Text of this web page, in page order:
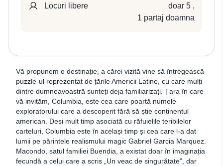
Vă propunem o destinație, a cărei vizită vine să întregească
puzzle-ul reprezentat de țările Americii Latine, cu care mulți
dintre dumneavoastră sunteți deja familiarizați. Țara în care
vă invităm, Columbia, este cea care poartă numele
exploratorului care a descoperit fără să știe continentul
american. Deși mult timp asociată cu răfuielile teribilelor
carteluri, Columbia este în același timp și cea care l-a dat
lumii pe părintele realismului magic Gabriel Garcia Marquez.
Macondo, satul familiei Buendia, a existat doar în imaginația
fecundă a celui care a scris „Un veac de singurătate”, dar
Locuri libere
doar 5 ,
1 partaj doamna